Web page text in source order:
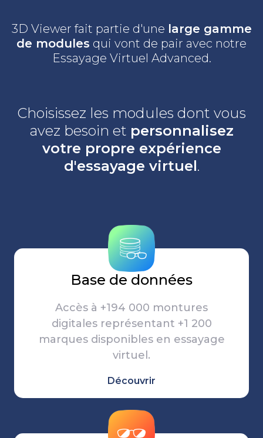
3D Viewer fait partie d'une large gamme
de modules qui vont de pair avec notre
Essayage Virtuel Advanced.
Choisissez les modules dont vous
avez besoin et personnalisez
votre propre expérience
d'essayage virtuel.
Base de données
Accès à +194 000 montures
digitales représentant +1 200
marques disponibles en essayage
virtuel.
Découvrir